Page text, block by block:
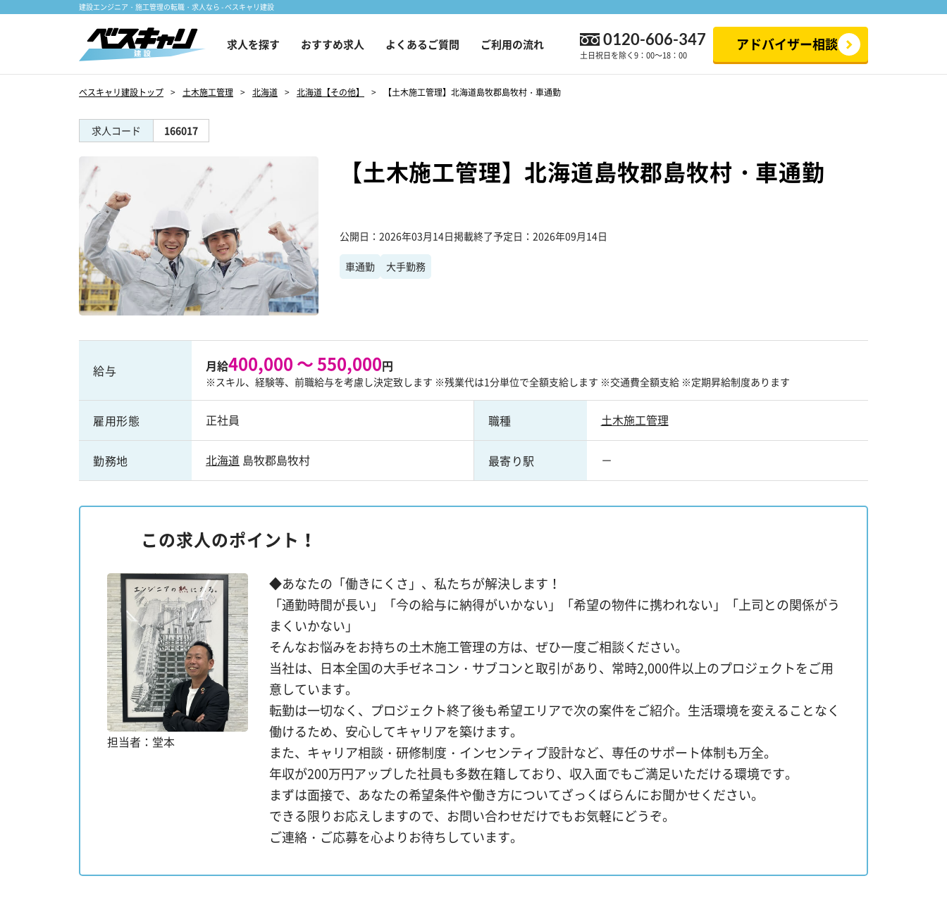
建設エンジニア・施工管理の転職・求人なら - ベスキャリ建設
求人を探す おすすめ求人 よくあるご質問 ご利用の流れ 0120-606-347
土日祝日を除く9：00～18：00
アドバイザー相談
ベスキャリ建設トップ 土木施工管理 北海道 北海道【その他】 【土木施工管理】北海道島牧郡島牧村・車通勤
求人コード 166017
【土木施工管理】北海道島牧郡島牧村・車通勤
公開日 2026年03月14日掲載終了予定日 2026年09月14日
車通勤 大手勤務
給与 月給400,000 ～ 550,000円
※スキル、経験等、前職給与を考慮し決定致します ※残業代は1分単位で全額支給します ※交通費全額支給 ※定期昇給制度あります
雇用形態 正社員 職種 土木施工管理
勤務地 北海道 島牧郡島牧村 最寄り駅 －
この求人のポイント！
◆あなたの「働きにくさ」、私たちが解決します！
「通勤時間が長い」「今の給与に納得がいかない」「希望の物件に携われない」「上司との関係がう
まくいかない」
そんなお悩みをお持ちの土木施工管理の方は、ぜひ一度ご相談ください。
当社は、日本全国の大手ゼネコン・サブコンと取引があり、常時2,000件以上のプロジェクトをご用
意しています。
転勤は一切なく、プロジェクト終了後も希望エリアで次の案件をご紹介。生活環境を変えることなく
働けるため、安心してキャリアを築けます。
また、キャリア相談・研修制度・インセンティブ設計など、専任のサポート体制も万全。
年収が200万円アップした社員も多数在籍しており、収入面でもご満足いただける環境です。
まずは面接で、あなたの希望条件や働き方についてざっくばらんにお聞かせください。
できる限りお応えしますので、お問い合わせだけでもお気軽にどうぞ。
ご連絡・ご応募を心よりお待ちしています。
担当者：堂本